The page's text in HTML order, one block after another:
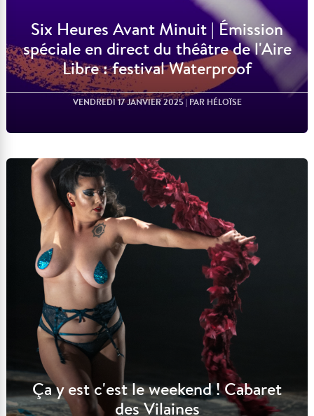
Six Heures Avant Minuit | Émission
spéciale en direct du théâtre de l'Aire
Libre : festival Waterproof
VENDREDI 17 JANVIER 2025| PAR HÉLOÏSE
Lire l'article
Ça y est c'est le weekend ! Cabaret
des Vilaines